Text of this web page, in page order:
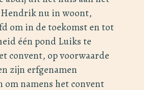
nu in woont,
om in de toekomst en tot
één pond Luiks te
convent, op voorwaarde
zijn erfgenamen
om namens het convent